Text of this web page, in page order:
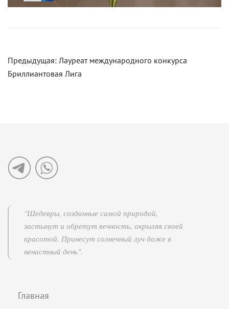
Навигация
по
Предыдущая: Лауреат международного конкурса
Бриллиантовая Лига
"Шедевры, созданные самой природой,
застынут и обретут вечность, окрыляя своей
красотой. Принесут солнечный луч даже в
ненастный день".
Главная